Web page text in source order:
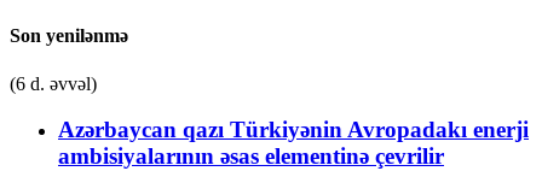
Son yenilənmə
(6 d. əvvəl)
Azərbaycan qazı Türkiyənin Avropadakı enerji
ambisiyalarının əsas elementinə çevrilir